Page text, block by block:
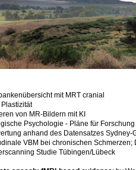
mit MRT cranial
Plastizität
von MR-Bildern mit KI
Psychologie - Pläne für
anhand des Datensatzes Sydney-
VBM bei chronischen
Studie Tübingen/Lübeck